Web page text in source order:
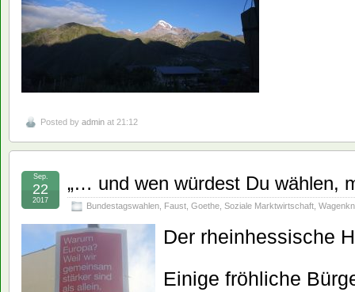
Posted by admin at 21:12
„… und wen würdest Du wählen,
Bundestagswahlen Faust Goethe Soziale Marktwirtschaft
Sep.
22
2017
Der rheinhessische
Einige fröhliche